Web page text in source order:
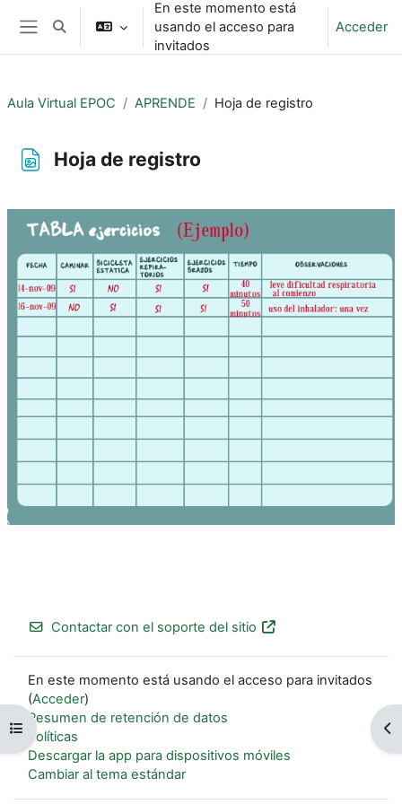
Salta al contenido principal
Panel lateral
Selector de búsqueda de entrada
En este momento está
usando el acceso para
invitados
Acceder
Abrir índice del curso
Aula Virtual EPOC APRENDE Hoja de registro
Hoja de registro
Contactar con el soporte del sitio
En este momento está usando el acceso para invitados
(Acceder)
Resumen de retención de datos
Políticas
Descargar la app para dispositivos móviles
Cambiar al tema estándar